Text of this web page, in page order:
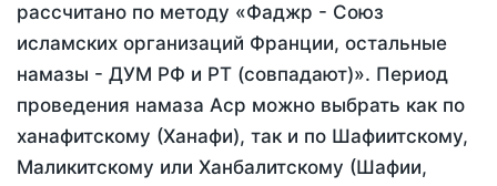
рассчитано по методу «Фаджр - Союз
исламских организаций Франции, остальные
намазы - ДУМ РФ и РТ (совпадают)». Период
проведения намаза Аср можно выбрать как по
ханафитскому (Ханафи), так и по Шафиитскому,
Маликитскому или Ханбалитскому (Шафии,